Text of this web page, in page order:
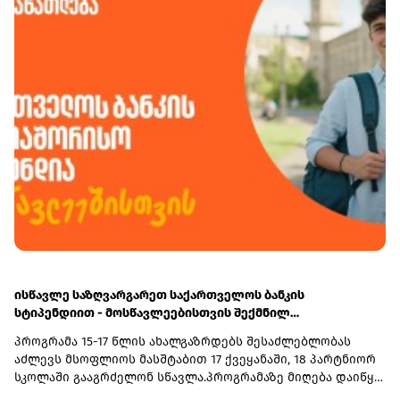
მრავალფეროვან რესურსებს - ბიზნესკურსებს, კვლევებს
და სხვა საჭირო ინფორმაციას ბიზნესის გასავითარებლად.
საქართველოს ფინანსთა სამინისტროს საგამოძიებო
სამსახურს გადაეგზავნა, ხოლო 4 პირი საბაჟო კოდექსის
168-ე მუხლის პირველი ნაწილის შესაბამისად სანქციის
სახით ჯამში - 36 205 ლარით დაჯარიმდა.
ისწავლე საზღვარგარეთ საქართველოს ბანკის
სტიპენდიით - მოსწავლეებისთვის შექმნილ
პროგრამა 15-17 წლის ახალგაზრდებს შესაძლებლობას
აძლევს მსოფლიოს მასშტაბით 17 ქვეყანაში, 18 პარტნიორ
სკოლაში გააგრძელონ სწავლა.პროგრამაზე მიღება დაიწყო